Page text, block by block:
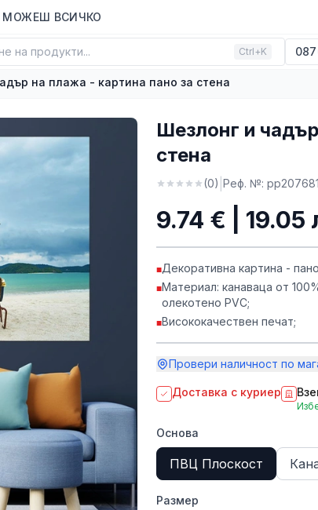
МОЖЕШ ВСИЧКО
на продукти... Ctrl+K
на плажа - картина пано за стена
Шезлонг и
стена
(0) Реф. №:
9.74 € | 19.05
■Декоративна картина -
■Материал: канаваца от
олекотено PVC;
■Висококачествен печат;
Провери наличност по
Доставка с куриер
Основа
ПВЦ Плоскост
Размер